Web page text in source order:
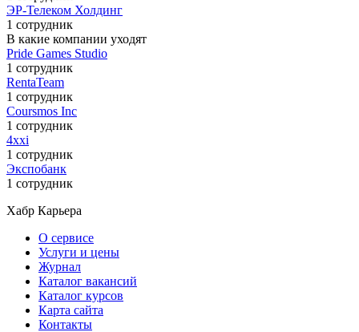
ЭР-Телеком Холдинг
1 сотрудник
В какие компании уходят
Pride Games Studio
1 сотрудник
RentaTeam
1 сотрудник
Coursmos Inc
1 сотрудник
4xxi
1 сотрудник
Экспобанк
1 сотрудник
Хабр Карьера
О сервисе
Услуги и цены
Журнал
Каталог вакансий
Каталог курсов
Карта сайта
Контакты